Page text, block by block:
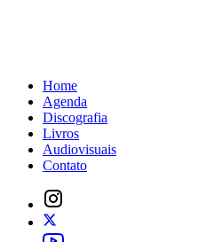
Home
Agenda
Discografia
Livros
Audiovisuais
Contato